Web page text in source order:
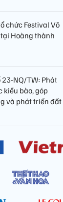
chức Festival Võ
Hoàng thành
23-NQ/TW: Phát
kiều bào, góp
và phát triển đất